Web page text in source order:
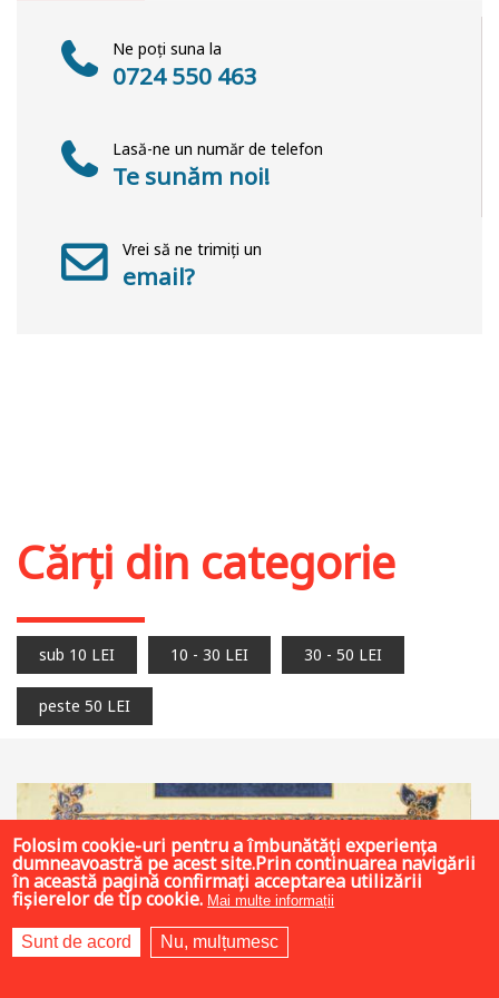
Ne poți suna la
0724 550 463
Lasă-ne un număr de telefon
Te sunăm noi!
Vrei să ne trimiți un
email?
Cărți din categorie
sub 10 LEI 10 - 30 LEI 30 - 50 LEI
peste 50 LEI
Folosim cookie-uri pentru a îmbunătăți experiența
dumneavoastră pe acest site.Prin continuarea navigării
în această pagină confirmați acceptarea utilizării
fișierelor de tip cookie. Mai multe informații
Sunt de acord Nu, mulțumesc